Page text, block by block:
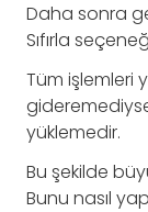
Daha sonra
Sıfırla
Tüm işlemleri
yüklemedir.
Bu şekilde
Bunu nasıl